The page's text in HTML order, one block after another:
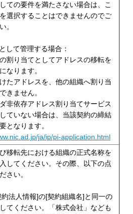
ての要件を満たさない場合は、こ
選択することはできませんのでご
。
して管理する場合：
割り当てとしてアドレスの移転を
なります。
たアドレスを、他の組織へ割り当
きません。
非依存アドレス割り当てサービス
ていない場合は、当該契約の締結
となります。
ja/ip/pi-application.html
移転先における組織の正式名称を
してください。その際、以下の点
さい。
法人情報]の[契約組織名]と同一の
てください。「株式会社」なども